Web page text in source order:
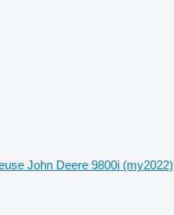
John Deere 9800i (my2022)